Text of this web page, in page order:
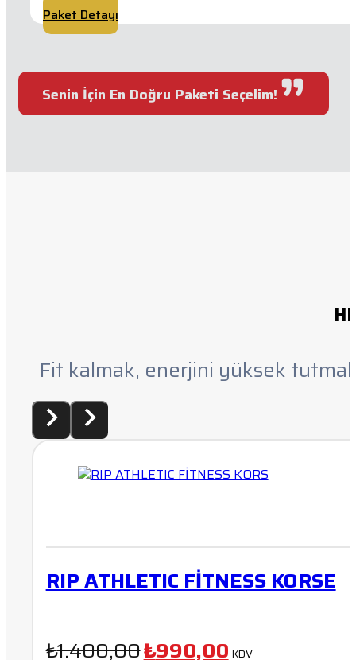
Paket Detayı
Senin İçin En Doğru Paketi Seçelim!
Fit kalmak, enerjini yüksek
RIP ATHLETIC FİTNESS KORSE
₺1.400,00Orijinal
₺990,00Şu
KDV